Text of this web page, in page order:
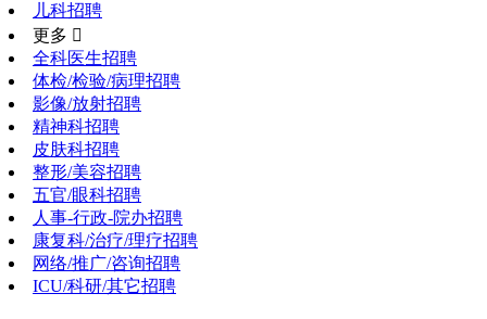
儿科招聘
更多 
全科医生招聘
体检/检验/病理招聘
影像/放射招聘
精神科招聘
皮肤科招聘
整形/美容招聘
五官/眼科招聘
人事-行政-院办招聘
康复科/治疗/理疗招聘
网络/推广/咨询招聘
ICU/科研/其它招聘